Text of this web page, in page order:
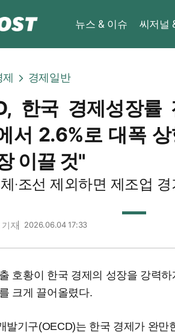
뉴스 & 이슈 씨저널
제 경제일반
한국 경제성장률
서 2.6%로 대폭
이끌 것"
·조선 제외하면 제조업
기자 2026.06.04 17:33
호황이 한국 경제의 성장을 강력
크게 끌어올렸다.
발기구(OECD)는 한국 경제가 완만